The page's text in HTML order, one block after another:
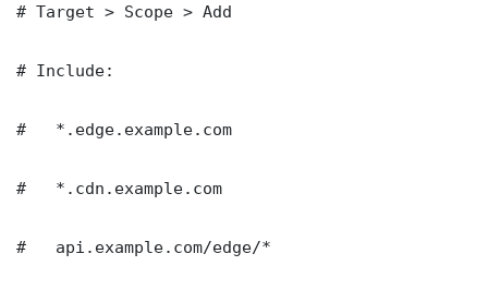
# Target > Scope > Add
# Include:
#   *.edge.example.com
#   *.cdn.example.com
#   api.example.com/edge/*